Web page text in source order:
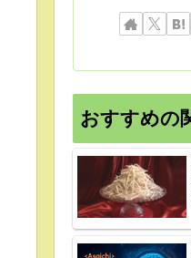
おすすめの